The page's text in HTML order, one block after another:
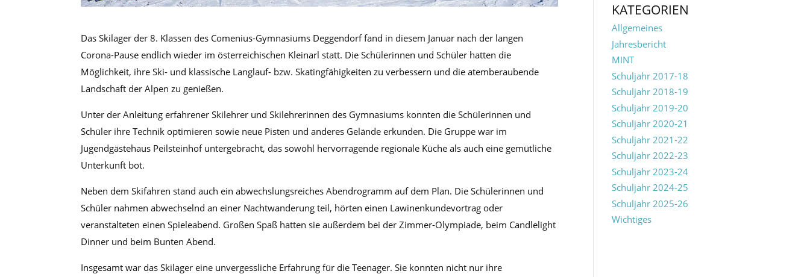
Das Skilager der 8. Klassen des Comenius-Gymnasiums Deggendorf fand in diesem Januar nach der langen
Corona-Pause endlich wieder im österreichischen Kleinarl statt. Die Schülerinnen und Schüler hatten die
Möglichkeit, ihre Ski- und klassische Langlauf- bzw. Skatingfähigkeiten zu verbessern und die atemberaubende
Landschaft der Alpen zu genießen.
Unter der Anleitung erfahrener Skilehrer und Skilehrerinnen des Gymnasiums konnten die Schülerinnen und
Schüler ihre Technik optimieren sowie neue Pisten und anderes Gelände erkunden. Die Gruppe war im
Jugendgästehaus Peilsteinhof untergebracht, das sowohl hervorragende regionale Küche als auch eine gemütliche
Unterkunft bot.
Neben dem Skifahren stand auch ein abwechslungsreiches Abendrogramm auf dem Plan. Die Schülerinnen und
Schüler nahmen abwechselnd an einer Nachtwanderung teil, hörten einen Lawinenkundevortrag oder
veranstalteten einen Spieleabend. Großen Spaß hatten sie außerdem bei der Zimmer-Olympiade, beim Candlelight
Dinner und beim Bunten Abend.
Insgesamt war das Skilager eine unvergessliche Erfahrung für die Teenager. Sie konnten nicht nur ihre
KATEGORIEN
Allgemeines
Jahresbericht
MINT
Schuljahr 2017-18
Schuljahr 2018-19
Schuljahr 2019-20
Schuljahr 2020-21
Schuljahr 2021-22
Schuljahr 2022-23
Schuljahr 2023-24
Schuljahr 2024-25
Schuljahr 2025-26
Wichtiges